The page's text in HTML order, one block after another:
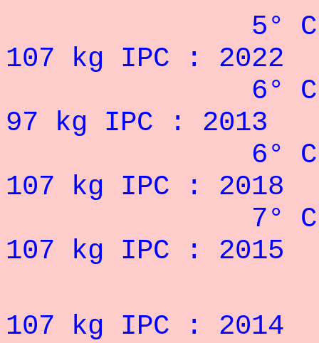
5°
107 kg IPC : 2022
6°
97 kg IPC : 2013
6°
107 kg IPC : 2018
7°
107 kg IPC : 2015
107 kg IPC : 2014